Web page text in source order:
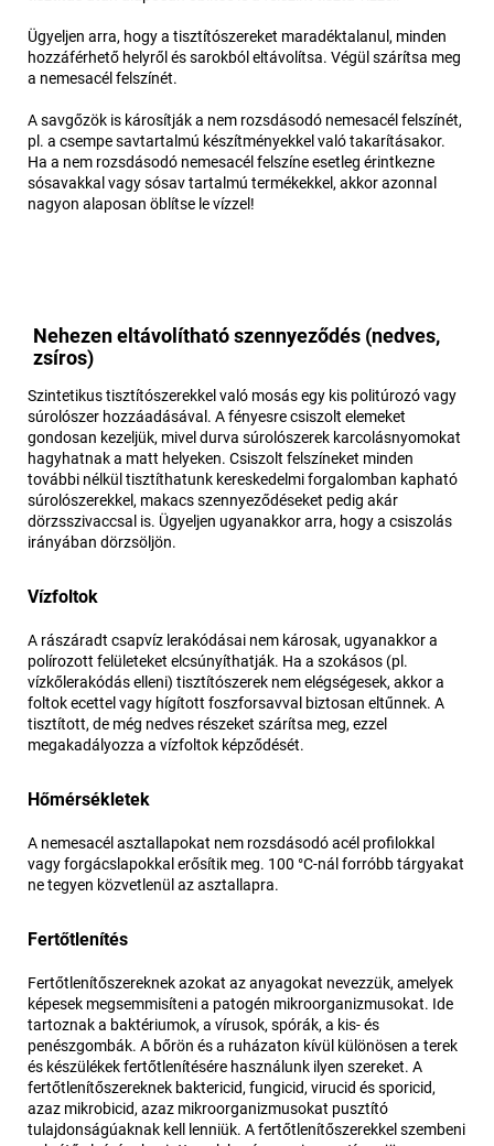
Ügyeljen arra, hogy a tisztítószereket maradéktalanul, minden
hozzáférhető helyről és sarokból eltávolítsa. Végül szárítsa meg
a nemesacél felszínét.
A savgőzök is károsítják a nem rozsdásodó nemesacél felszínét,
pl. a csempe savtartalmú készítményekkel való takarításakor.
Ha a nem rozsdásodó nemesacél felszíne esetleg érintkezne
sósavakkal vagy sósav tartalmú termékekkel, akkor azonnal
nagyon alaposan öblítse le vízzel!
Nehezen eltávolítható szennyeződés (nedves,
zsíros)
Szintetikus tisztítószerekkel való mosás egy kis politúrozó vagy
súrolószer hozzáadásával. A fényesre csiszolt elemeket
gondosan kezeljük, mivel durva súrolószerek karcolásnyomokat
hagyhatnak a matt helyeken. Csiszolt felszíneket minden
további nélkül tisztíthatunk kereskedelmi forgalomban kapható
súrolószerekkel, makacs szennyeződéseket pedig akár
dörzsszivaccsal is. Ügyeljen ugyanakkor arra, hogy a csiszolás
irányában dörzsöljön.
Vízfoltok
A rászáradt csapvíz lerakódásai nem károsak, ugyanakkor a
polírozott felületeket elcsúnyíthatják. Ha a szokásos (pl.
vízkőlerakódás elleni) tisztítószerek nem elégségesek, akkor a
foltok ecettel vagy hígított foszforsavval biztosan eltűnnek. A
tisztított, de még nedves részeket szárítsa meg, ezzel
megakadályozza a vízfoltok képződését.
Hőmérsékletek
A nemesacél asztallapokat nem rozsdásodó acél profilokkal
vagy forgácslapokkal erősítik meg. 100 °C-nál forróbb tárgyakat
ne tegyen közvetlenül az asztallapra.
Fertőtlenítés
Fertőtlenítőszereknek azokat az anyagokat nevezzük, amelyek
képesek megsemmisíteni a patogén mikroorganizmusokat. Ide
tartoznak a baktériumok, a vírusok, spórák, a kis- és
penészgombák. A bőrön és a ruházaton kívül különösen a terek
és készülékek fertőtlenítésére használunk ilyen szereket. A
fertőtlenítőszereknek baktericid, fungicid, virucid és sporicid,
azaz mikrobicid, azaz mikroorganizmusokat pusztító
tulajdonságúaknak kell lenniük. A fertőtlenítőszerekkel szembeni